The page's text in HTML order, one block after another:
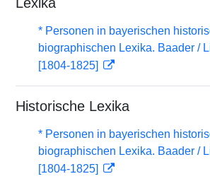
* Personen in bayerischen
biographischen Lexika. Baader /
[1804-1825]
Historische Lexika
* Personen in bayerischen
biographischen Lexika. Baader /
[1804-1825]